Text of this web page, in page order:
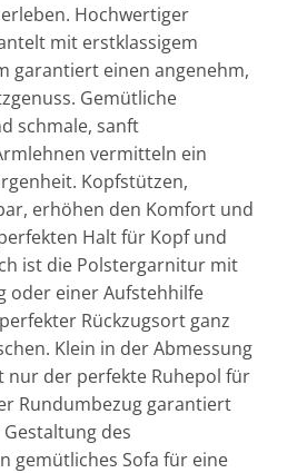
Hochwertiger
mit erstklassigem
garantiert einen angenehm,
Gemütliche
schmale, sanft
vermitteln ein
Kopfstützen,
erhöhen den Komfort und
Halt für Kopf und
ist die Polstergarnitur mit
oder einer Aufstehhilfe
Rückzugsort ganz
Klein in der Abmessung
nur der perfekte Ruhepol für
Rundumbezug garantiert
des
gemütliches Sofa für eine